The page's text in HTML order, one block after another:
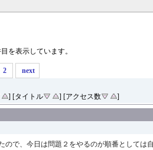
を表示しています。
2
next
] [タイトル ] [アクセス数 ]
ので、今日は問題２をやるのが順番として